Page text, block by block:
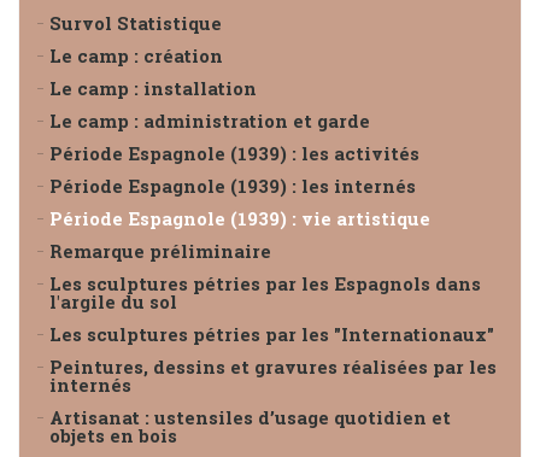
Survol Statistique
Le camp : création
Le camp : installation
Le camp : administration et garde
Période Espagnole (1939) : les activités
Période Espagnole (1939) : les internés
Période Espagnole (1939) : vie artistique
Remarque préliminaire
Les sculptures pétries par les Espagnols dans
l'argile du sol
Les sculptures pétries par les "Internationaux"
Peintures, dessins et gravures réalisées par les
internés
Artisanat : ustensiles d’usage quotidien et
objets en bois